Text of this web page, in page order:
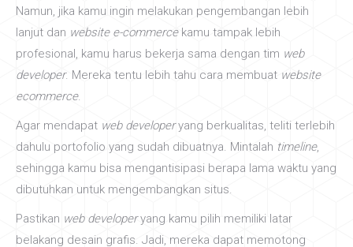
Namun, jika kamu ingin melakukan pengembangan lebih
lanjut dan website e-commercekamu tampak lebih
profesional, kamu harus bekerja sama dengan tim web
developer. Mereka tentu lebih tahu cara membuat website
ecommerce.
Agar mendapat web developeryang berkualitas, teliti terlebih
dahulu portofolio yang sudah dibuatnya. Mintalah timeline,
sehingga kamu bisa mengantisipasi berapa lama waktu yang
dibutuhkan untuk mengembangkan situs.
Pastikan web developeryang kamu pilih memiliki latar
belakang desain grafis. Jadi, mereka dapat memotong